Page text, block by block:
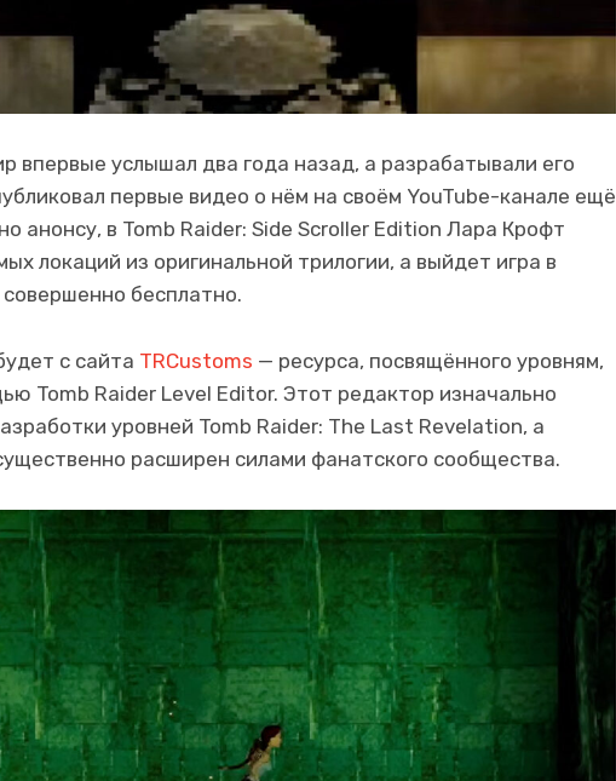
впервые услышал два года назад, а разрабатывали его
первые видео о нём на своём YouTube-канале ещё
анонсу, в Tomb Raider: Side Scroller Edition Лара Крофт
локаций из оригинальной трилогии, а выйдет игра в
бесплатно.
с сайта TRCustoms — ресурса, посвящённого уровням,
Tomb Raider Level Editor. Этот редактор изначально
уровней Tomb Raider: The Last Revelation, а
расширен силами фанатского сообщества.